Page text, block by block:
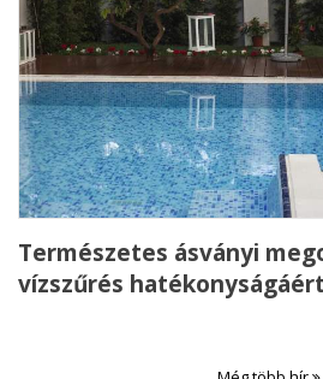
Természetes ásványi
vízszűrés hatékonyságáért